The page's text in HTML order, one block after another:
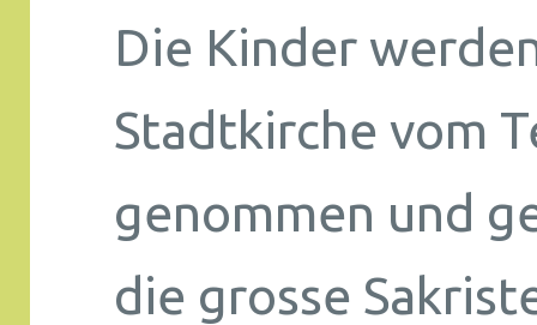
Die Kinder
Stadtkirche vom
genommen und
die grosse